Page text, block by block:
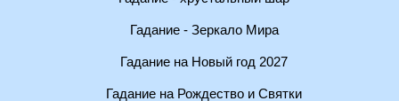
Гадание - Зеркало Мира
Гадание на Новый год 2027
Гадание на Рождество и Святки